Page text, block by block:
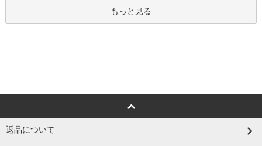
もっと見る
返品について